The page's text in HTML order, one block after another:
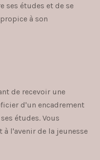
ses études et de se
à son
de recevoir une
d'un encadrement
études. Vous
l'avenir de la jeunesse